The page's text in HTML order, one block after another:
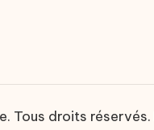
Tous droits réservés.